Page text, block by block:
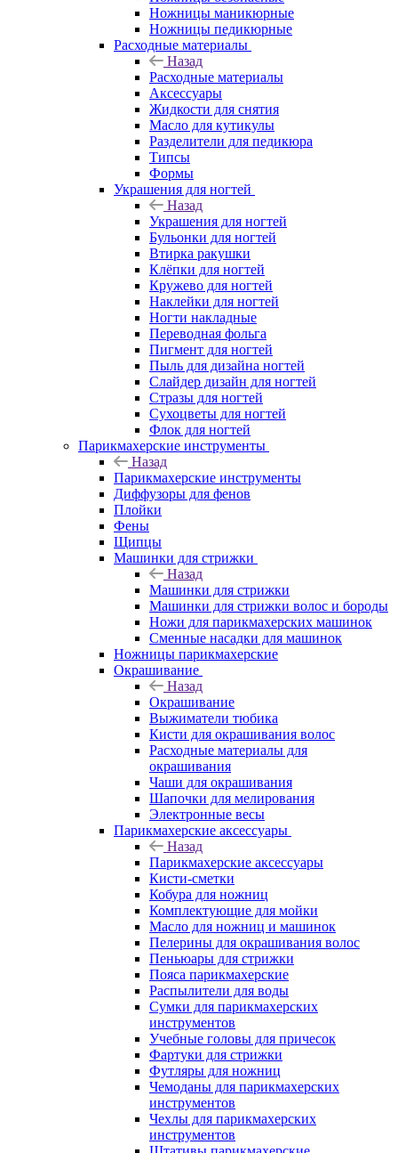
Ножницы маникюрные
Ножницы педикюрные
Расходные материалы
Назад
Расходные материалы
Аксессуары
Жидкости для снятия
Масло для кутикулы
Разделители для педикюра
Типсы
Формы
Украшения для ногтей
Назад
Украшения для ногтей
Бульонки для ногтей
Втирка ракушки
Клёпки для ногтей
Кружево для ногтей
Наклейки для ногтей
Ногти накладные
Переводная фольга
Пигмент для ногтей
Пыль для дизайна ногтей
Слайдер дизайн для ногтей
Стразы для ногтей
Сухоцветы для ногтей
Флок для ногтей
Парикмахерские инструменты
Назад
Парикмахерские инструменты
Диффузоры для фенов
Плойки
Фены
Щипцы
Машинки для стрижки
Назад
Машинки для стрижки
Машинки для стрижки волос и бороды
Ножи для парикмахерских машинок
Сменные насадки для машинок
Ножницы парикмахерские
Окрашивание
Назад
Окрашивание
Выжиматели тюбика
Кисти для окрашивания волос
Расходные материалы для
окрашивания
Чаши для окрашивания
Шапочки для мелирования
Электронные весы
Парикмахерские аксессуары
Назад
Парикмахерские аксессуары
Кисти-сметки
Кобура для ножниц
Комплектующие для мойки
Масло для ножниц и машинок
Пелерины для окрашивания волос
Пеньюары для стрижки
Пояса парикмахерские
Распылители для воды
Сумки для парикмахерских
инструментов
Учебные головы для причесок
Фартуки для стрижки
Футляры для ножниц
Чемоданы для парикмахерских
инструментов
Чехлы для парикмахерских
инструментов